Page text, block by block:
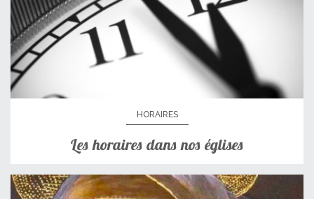
HORAIRES
Les horaires dans nos églises